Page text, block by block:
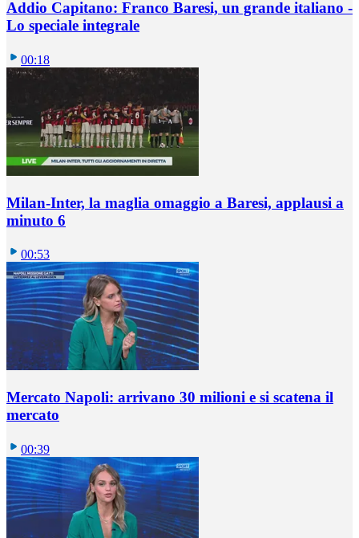
Addio Capitano: Franco Baresi, un grande italiano -
Lo speciale integrale
00:18
Milan-Inter, la maglia omaggio a Baresi, applausi a
minuto 6
00:53
Mercato Napoli: arrivano 30 milioni e si scatena il
mercato
00:39